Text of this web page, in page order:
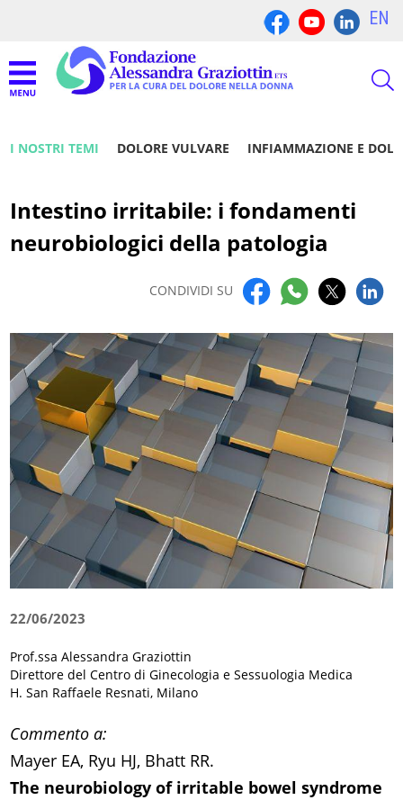
EN
I NOSTRI TEMI DOLORE VULVARE INFIAMMAZIONE E
Intestino irritabile: i fondamenti
neurobiologici della patologia
CONDIVIDI SU
22/06/2023
Prof.ssa Alessandra Graziottin
Direttore del Centro di Ginecologia e Sessuologia Medica
H. San Raffaele Resnati, Milano
Commento a:
Mayer EA, Ryu HJ, Bhatt RR.
The neurobiology of irritable bowel syndrome